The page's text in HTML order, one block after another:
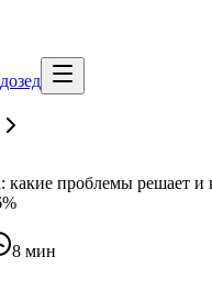
какие проблемы решает и
8 мин